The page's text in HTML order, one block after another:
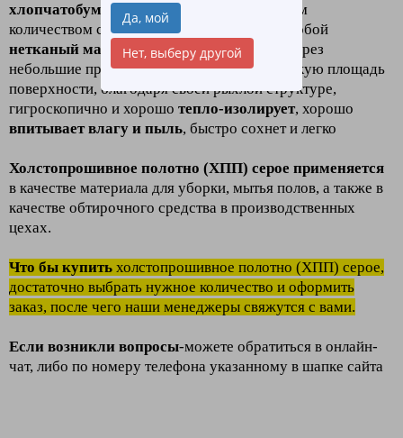
Да, мой
Нет, выберу другой
хлопчатобумажного сырья
с минимальным
количеством синтетики, оно представляет собой
нетканый массивволокон, скреплённый через
небольшие промежутки швами, имеет высокую площадь
поверхности, благодаря своей рыхлой структуре,
гигроскопично и хорошо тепло-изолирует, хорошо
впитывает влагу и пыль, быстро сохнет и легко
Холстопрошивное полотно (ХПП) серое применяется
в качестве материала для уборки, мытья полов, а также в
качестве обтирочного средства в производственных
цехах.
Что бы купить холстопрошивное полотно (ХПП) серое,
достаточно выбрать нужное количество и оформить
заказ, после чего наши менеджеры свяжутся с вами.
Если возникли вопросы-можете обратиться в онлайн-
чат, либо по номеру телефона указанному в шапке сайта